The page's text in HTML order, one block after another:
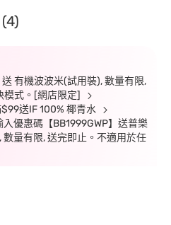
有機波波米(試用裝), 數量有限,
模式。[網店限定]
送IF 100% 椰青水
優惠碼【BB1999GWP】送普樂
數量有限, 送完即止。不適用於任